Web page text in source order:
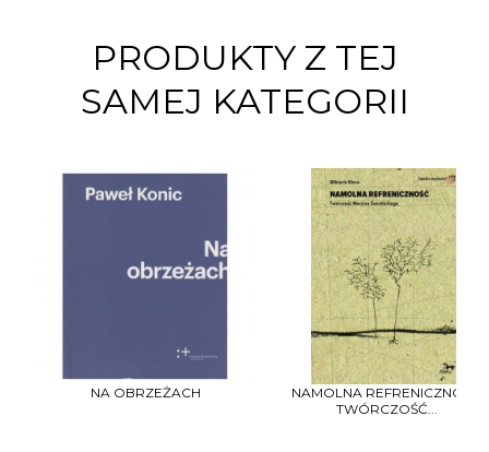
PRODUKTY Z TEJ
SAMEJ KATEGORII
NA OBRZEŻACH
NAMOLNA REFRENICZNOŚĆ
TWÓRCZOŚĆ...